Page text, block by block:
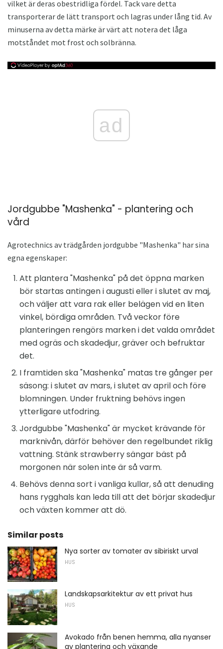
vilket är deras obestridliga fördel. Tack vare detta
transporterar de lätt transport och lagras under lång tid. Av
minuserna av detta märke är värt att notera det låga
motståndet mot frost och solbränna.
ad
Jordgubbe "Mashenka" - plantering och
vård
Agrotechnics av ​​trädgården jordgubbe "Mashenka" har sina
egna egenskaper:
Att plantera "Mashenka" på det öppna marken
bör startas antingen i augusti eller i slutet av maj,
och väljer att vara rak eller belägen vid en liten
vinkel, bördiga områden. Två veckor före
planteringen rengörs marken i det valda området
med ogräs och skadedjur, gräver och befruktar
det.
I framtiden ska "Mashenka" matas tre gånger per
säsong: i slutet av mars, i slutet av april och före
blomningen. Under fruktning behövs ingen
ytterligare utfodring.
Jordgubbe "Mashenka" är mycket krävande för
marknivån, därför behöver den regelbundet riklig
vattning. Stänk strawberry sängar bäst på
morgonen när solen inte är så varm.
Behövs denna sort i vanliga kullar, så att denuding
hans rygghals kan leda till att det börjar skadedjur
och växten kommer att dö.
Similar posts
Nya sorter av tomater av sibiriskt urval
HUS
Landskapsarkitektur av ett privat hus
HUS
Avokado från benen hemma, alla nyanser
av plantering och växande